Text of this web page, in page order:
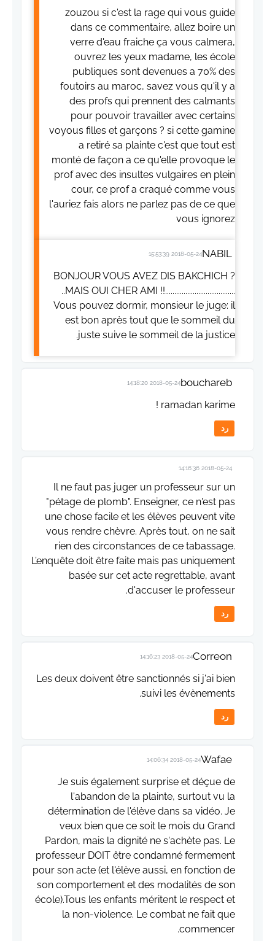
zouzou si c'est la rage qui vous guide
dans ce commentaire, allez boire un
verre d'eau fraiche ça vous calmera,
ouvrez les yeux madame, les école
publiques sont devenues a 70% des
foutoirs au maroc, savez vous qu'il y a
des profs qui prennent des calmants
pour pouvoir travailler avec certains
voyous filles et garçons ? si cette gamine
a retiré sa plainte c'est que tout est
monté de façon a ce qu'elle provoque le
prof avec des insultes vulgaires en plein
cour, ce prof a craqué comme vous
l'auriez fais alors ne parlez pas de ce que
vous ignorez
NABIL
2018-05-24 15:53:39
BONJOUR VOUS AVEZ DIS BAKCHICH ?
..MAIS OUI CHER AMI !!......................................
Vous pouvez dormir, monsieur le juge: il
est bon après tout que le sommeil du
juste suive le sommeil de la justice.
bouchareb
2018-05-24 14:18:20
ramadan karime !
رد
2018-05-24 14:16:36
Il ne faut pas juger un professeur sur un
"pétage de plomb". Enseigner, ce n'est pas
une chose facile et les élèves peuvent vite
vous rendre chèvre. Après tout, on ne sait
rien des circonstances de ce tabassage.
L’enquête doit être faite mais pas uniquement
basée sur cet acte regrettable, avant
d'accuser le professeur.
رد
Correon
2018-05-24 14:16:23
Les deux doivent être sanctionnés si j'ai bien
suivi les évènements.
رد
Wafae
2018-05-24 14:06:34
Je suis également surprise et déçue de
l'abandon de la plainte, surtout vu la
détermination de l'élève dans sa vidéo. Je
veux bien que ce soit le mois du Grand
Pardon, mais la dignité ne s'achète pas. Le
professeur DOIT être condamné fermement
pour son acte (et l'élève aussi, en fonction de
son comportement et des modalités de son
école).Tous les enfants méritent le respect et
la non-violence. Le combat ne fait que
commencer.